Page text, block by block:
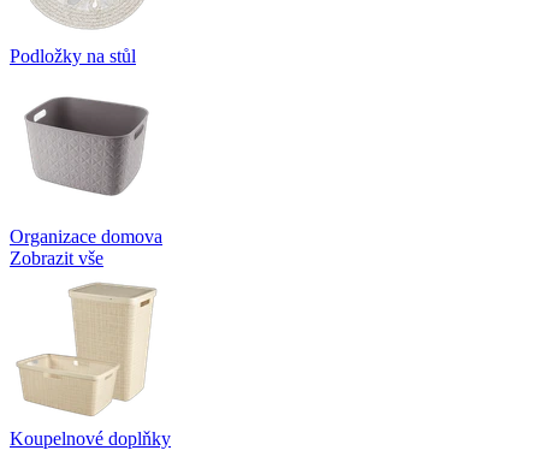
Podložky na stůl
Organizace domova
Zobrazit vše
Koupelnové doplňky